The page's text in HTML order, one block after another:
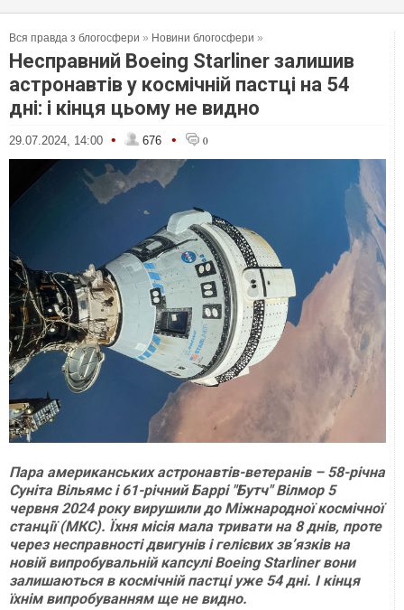
Вся правда з блогосфери » Новини блогосфери »
Несправний Boeing Starliner залишив
астронавтів у космічній пастці на 54
дні: і кінця цьому не видно
29.07.2024, 14:00 • 676 • 0
Пара американських астронавтів-ветеранів – 58-річна
Суніта Вільямс і 61-річний Баррі "Бутч" Вілмор 5
червня 2024 року вирушили до Міжнародної космічної
станції (МКС). Їхня місія мала тривати на 8 днів, проте
через несправності двигунів і гелієвих зв’язків на
новій випробувальній капсулі Boeing Starliner вони
залишаються в космічній пастці уже 54 дні. І кінця
їхнім випробуванням ще не видно.